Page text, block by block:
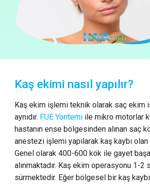
Kaş ekimi nasıl yapılır?
Kaş ekim işlemi teknik olarak saç ekim
aynıdır. FUE Yöntemi ile mikro motorlar
hastanın ense bölgesinden alınan saç
anestezi işlemi yapılarak kaş kaybı
Genel olarak 400-600 kök ile gayet
alınmaktadır. Kaş ekim operasyonu 1-2
sürmektedir. Eğer bölgesel bir kaş